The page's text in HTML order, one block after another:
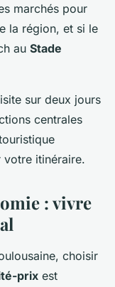
marchés pour
la région, et si le
au Stade
sur deux jours
centrales
votre itinéraire.
: vivre
choisir
prix est